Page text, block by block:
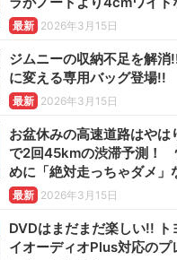
最新 2026年3月15日
ジムニーの収納不足を解
に変える専用バッグ登場!!
最新 2026年3月15日
お盆休みの高速道路はや
で2回45kmの渋滞予測！
めに「絶対走っちゃダメ」
最新 2026年3月15日
DVDはまだまだ楽しい!! ト
イオーディオPlus対応のプ